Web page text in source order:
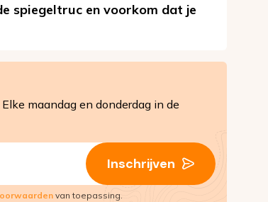
spiegeltruc en voorkom dat je
maandag en donderdag in de
Inschrijven
van toepassing.